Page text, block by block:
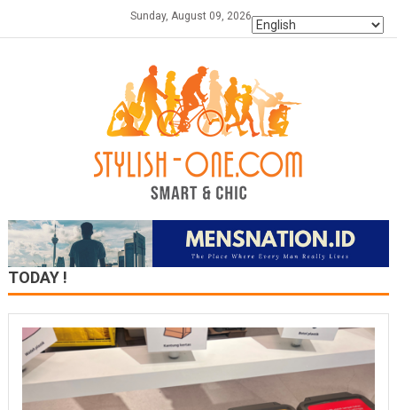
Sunday, August 09, 2026
TODAY !